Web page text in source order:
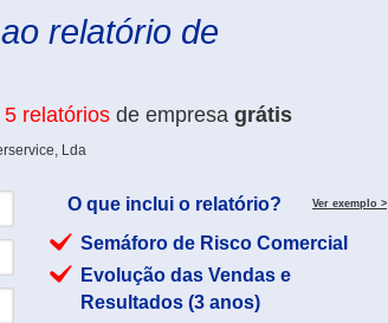
relatório de
5 relatórios de empresa grátis
Lda
O que inclui o relatório? Ver exemplo >
Semáforo de Risco Comercial
Evolução das Vendas e
Resultados (3 anos)